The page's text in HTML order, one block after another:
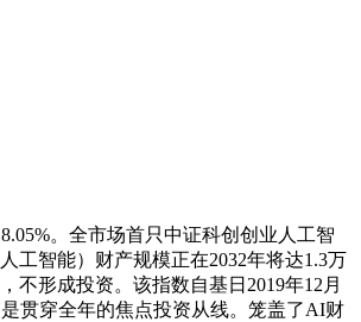
。全市场首只中证科创创业人工智
智能）财产规模正在2032年将达1.3万
不形成投资。该指数自基日2019年12月
贯穿全年的焦点投资从线。笼盖了AI财